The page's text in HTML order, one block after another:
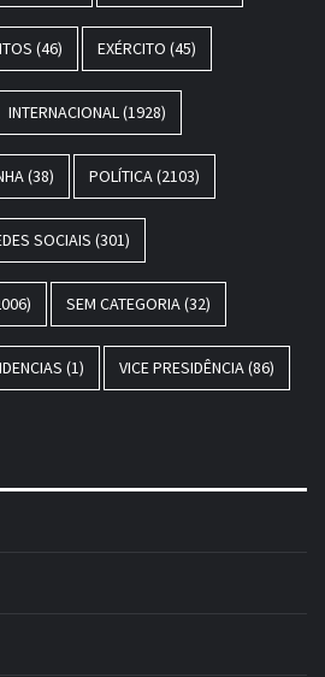
(46) EXÉRCITO (45)
INTERNACIONAL(1928)
(38) POLÍTICA(2103)
SOCIAIS (301)
SEM CATEGORIA(32)
(1) VICE PRESIDÊNCIA(86)